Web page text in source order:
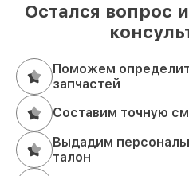
Остался вопрос
Поможем
запчастей
Составим точную
Выдадим
талон